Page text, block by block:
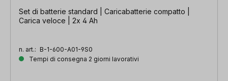
Set di batterie standard | Caricabatterie compatto |
Carica veloce | 2x 4 Ah
n. art.: B-1-600-A01-9S0
Tempi di consegna 2 giorni lavorativi